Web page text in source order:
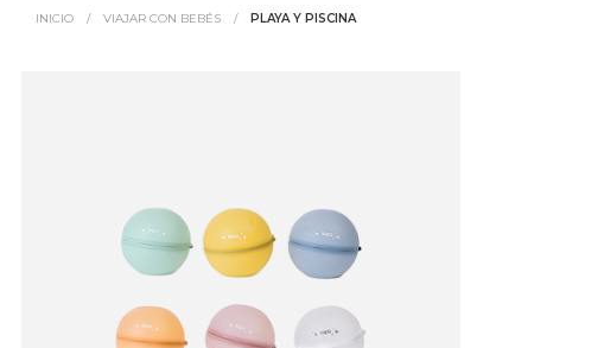
INICIO / VIAJAR CON BEBÉS / PLAYA Y PISCINA